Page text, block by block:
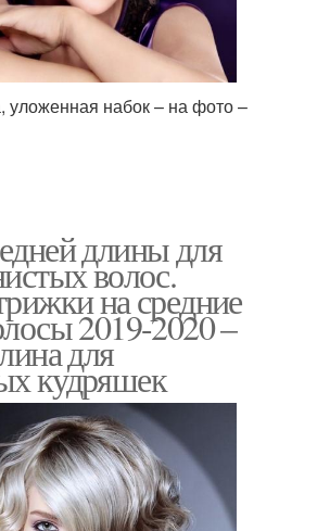
уложенная набок – на фото –
длины для
волос.
на средние
2019-2020 –
для
кудряшек